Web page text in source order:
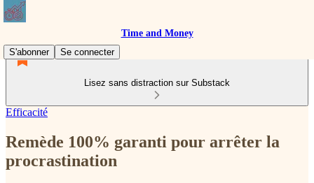
Time and Money
S'abonner
Se connecter
Lisez sans distraction sur Substack
Efficacité
Remède 100% garanti pour arrêter la
procrastination